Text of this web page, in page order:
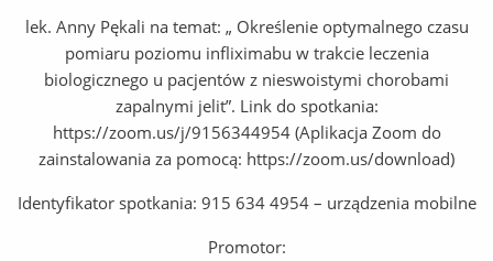
lek. Anny Pękali na temat: „ Określenie optymalnego czasu
pomiaru poziomu infliximabu w trakcie leczenia
biologicznego u pacjentów z nieswoistymi chorobami
zapalnymi jelit”. Link do spotkania:
https://zoom.us/j/9156344954 (Aplikacja Zoom do
zainstalowania za pomocą: https://zoom.us/download)
Identyfikator spotkania: 915 634 4954 – urządzenia mobilne
Promotor: